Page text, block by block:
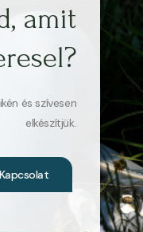
amit
és szívesen
elkészítjük.
Kapcsolat